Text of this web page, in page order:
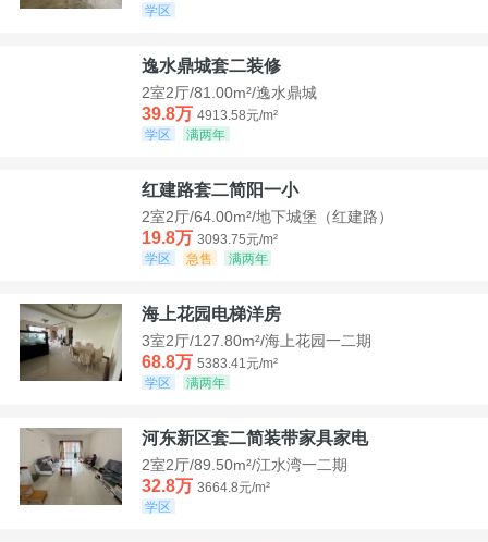
学区
逸水鼎城套二装修
2室2厅/81.00m²/逸水鼎城
39.8万 4913.58元/m²
学区
满两年
红建路套二简阳一小
2室2厅/64.00m²/地下城堡（红建路）
19.8万 3093.75元/m²
学区
急售 满两年
海上花园电梯洋房
3室2厅/127.80m²/海上花园一二期
68.8万 5383.41元/m²
学区
满两年
河东新区套二简装带家具家电
2室2厅/89.50m²/江水湾一二期
32.8万 3664.8元/m²
学区